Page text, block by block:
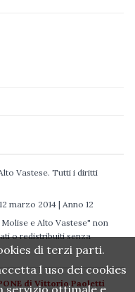
Vastese. Tutti i diritti
marzo 2014 | Anno 12
e Alto Vastese" non
o redistribuiti senza
di Vittorio Paoletti
di terzi parti.
l uso dei cookies
servizio ottimale e